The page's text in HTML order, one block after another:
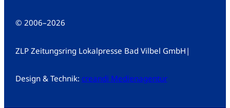
© 2006–2026
ZLP Zeitungsring Lokalpresse Bad Vilbel GmbH |
Design & Technik: creandi Medienagentur